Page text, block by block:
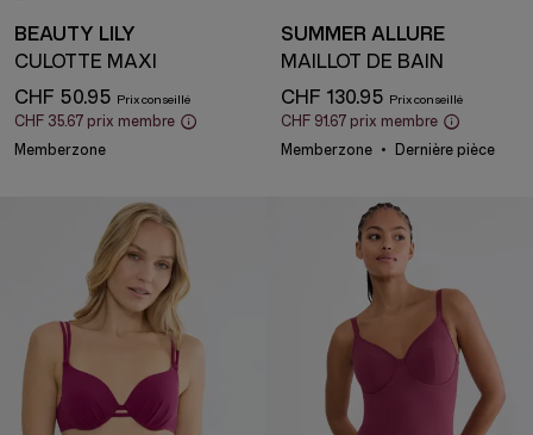
BEAUTY LILY
CULOTTE MAXI
CHF 50.95
CHF 35.67 prix membre
Memberzone
SUMMER ALLURE
MAILLOT DE BAIN
CHF 130.95
CHF 91.67 prix membre
Memberzone
Dernière pièce